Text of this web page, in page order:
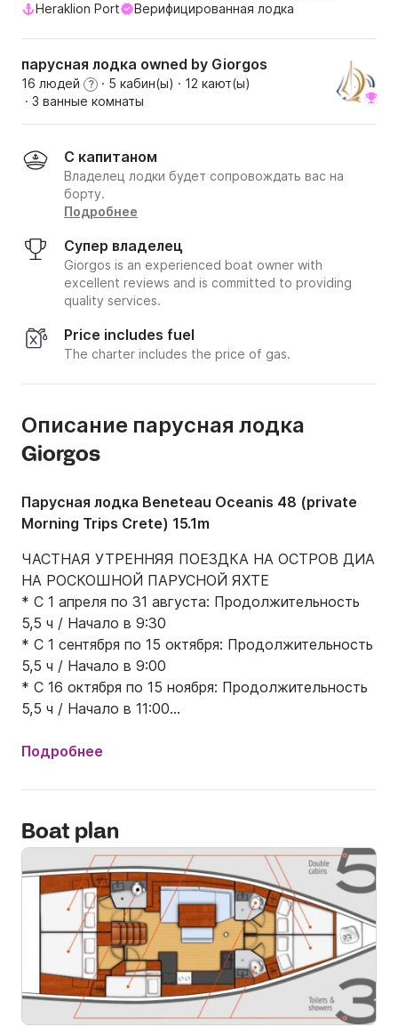
Heraklion Port
Верифицированная лодка
парусная лодка owned by Giorgos
16 людей ? · 5 кабин(ы) · 12 кают(ы)
· 3 ванные комнаты
С капитаном
Владелец лодки будет сопровождать вас на
борту.
Подробнее
Супер владелец
Giorgos is an experienced boat owner with
excellent reviews and is committed to providing
quality services.
Price includes fuel
The charter includes the price of gas.
Описание парусная лодка
Giorgos
Парусная лодка Beneteau Oceanis 48 (private
Morning Trips Crete) 15.1m
ЧАСТНАЯ УТРЕННЯЯ ПОЕЗДКА НА ОСТРОВ ДИА
НА РОСКОШНОЙ ПАРУСНОЙ ЯХТЕ
* С 1 апреля по 31 августа: Продолжительность
5,5 ч / Начало в 9:30
* С 1 сентября по 15 октября: Продолжительность
5,5 ч / Начало в 9:00
* С 16 октября по 15 ноября: Продолжительность
5,5 ч / Начало в 11:00
* Парусная яхта может вместить до 16 гостей.
дополнительная плата в размере 130 евро (общая
сумма - не за гостя).
* Для групп от 15 до 16 гостей взимается
дополнительная плата в размере 230 евро (общая
сумма - не за гостя).
* По запросу могут быть предоставлены скидки
для небольших групп.
Подробнее
Boat plan